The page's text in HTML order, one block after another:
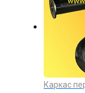
Каркас